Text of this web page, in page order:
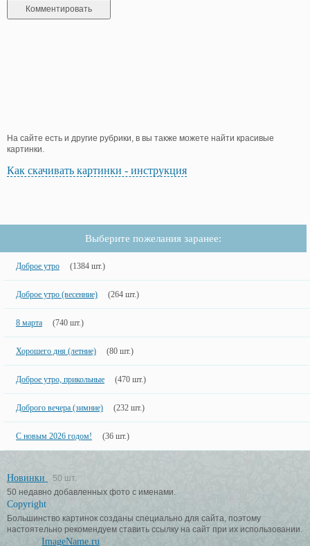
На сайте есть и другие рубрики, в вы также можете найти красивые
картинки.
Как скачивать картинки - инструкция
Выберите пожелания заранее:
Доброе утро (1384 шт.)
Доброе утро (весенние) (264 шт.)
8 марта (740 шт.)
Хорошего дня (летние) (80 шт.)
Доброе утро, прикольные (470 шт.)
Доброго вечера (зимние) (232 шт.)
С новым 2026 годом! (36 шт.)
Новинки
50 шт.
50 недавно добавленных фото с именами.
Copyright
Большинство картинок созданы специально для сайта, поэтому
настоятельно рекомендуем ставить ссылку на сайт при их использовании.
ImageName.ru